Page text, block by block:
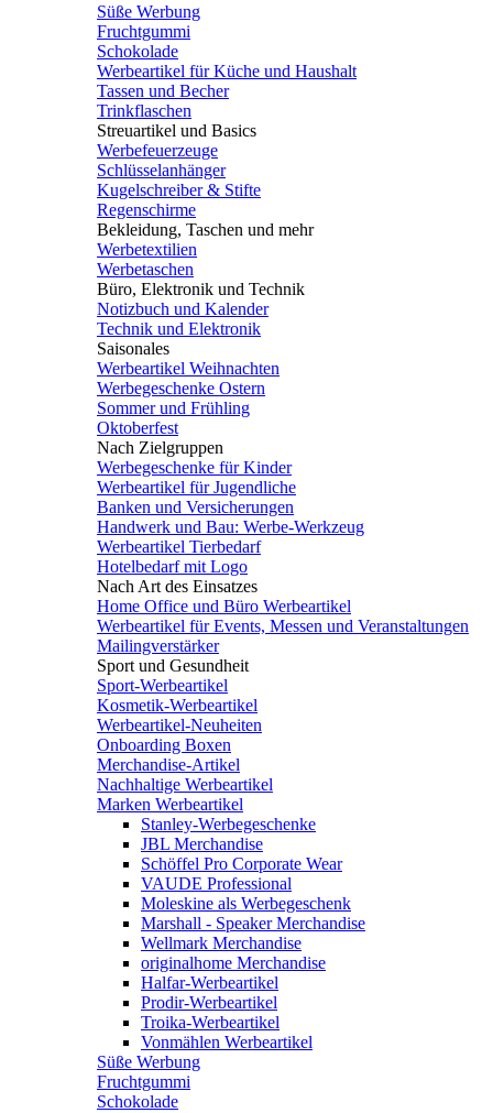
Süße Werbung
Fruchtgummi
Schokolade
Werbeartikel für Küche und Haushalt
Tassen und Becher
Trinkflaschen
Streuartikel und Basics
Werbefeuerzeuge
Schlüsselanhänger
Kugelschreiber & Stifte
Regenschirme
Bekleidung, Taschen und mehr
Werbetextilien
Werbetaschen
Büro, Elektronik und Technik
Notizbuch und Kalender
Technik und Elektronik
Saisonales
Werbeartikel Weihnachten
Werbegeschenke Ostern
Sommer und Frühling
Oktoberfest
Nach Zielgruppen
Werbegeschenke für Kinder
Werbeartikel für Jugendliche
Banken und Versicherungen
Handwerk und Bau: Werbe-Werkzeug
Werbeartikel Tierbedarf
Hotelbedarf mit Logo
Nach Art des Einsatzes
Home Office und Büro Werbeartikel
Werbeartikel für Events, Messen und Veranstaltungen
Mailingverstärker
Sport und Gesundheit
Sport-Werbeartikel
Kosmetik-Werbeartikel
Werbeartikel-Neuheiten
Onboarding Boxen
Merchandise-Artikel
Nachhaltige Werbeartikel
Marken Werbeartikel
Stanley-Werbegeschenke
JBL Merchandise
Schöffel Pro Corporate Wear
VAUDE Professional
Moleskine als Werbegeschenk
Marshall - Speaker Merchandise
Wellmark Merchandise
originalhome Merchandise
Halfar-Werbeartikel
Prodir-Werbeartikel
Troika-Werbeartikel
Vonmählen Werbeartikel
Süße Werbung
Fruchtgummi
Schokolade